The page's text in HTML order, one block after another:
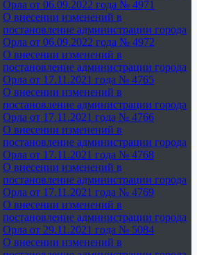
Орла от 06.09.2022 года № 4971
О внесении изменений в
постановление администрации города
Орла от 06.09.2022 года № 4972
О внесении изменений в
постановление администрации города
Орла от 17.11.2021 года № 4765
О внесении изменений в
постановление администрации города
Орла от 17.11.2021 года № 4766
О внесении изменений в
постановление администрации города
Орла от 17.11.2021 года № 4768
О внесении изменений в
постановление администрации города
Орла от 17.11.2021 года № 4769
О внесении изменений в
постановление администрации города
Орла от 29.11.2021 года № 5084
О внесении изменений в